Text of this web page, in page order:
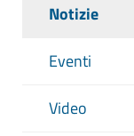
Notizie
Eventi
Video